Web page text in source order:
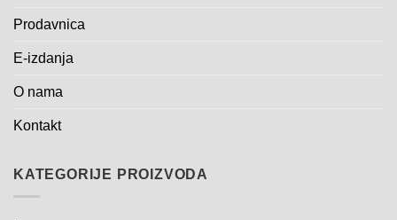
Prodavnica
E-izdanja
O nama
Kontakt
KATEGORIJE PROIZVODA